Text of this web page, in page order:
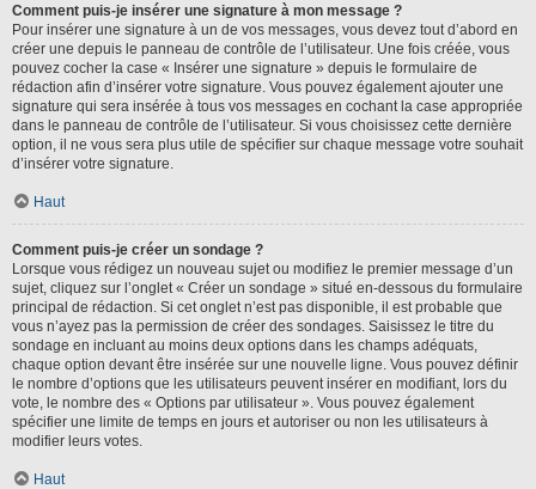
Comment puis-je insérer une signature à mon message ?
Pour insérer une signature à un de vos messages, vous devez tout d’abord en
créer une depuis le panneau de contrôle de l’utilisateur. Une fois créée, vous
pouvez cocher la case « Insérer une signature » depuis le formulaire de
rédaction afin d’insérer votre signature. Vous pouvez également ajouter une
signature qui sera insérée à tous vos messages en cochant la case appropriée
dans le panneau de contrôle de l’utilisateur. Si vous choisissez cette dernière
option, il ne vous sera plus utile de spécifier sur chaque message votre souhait
d’insérer votre signature.
Haut
Comment puis-je créer un sondage ?
Lorsque vous rédigez un nouveau sujet ou modifiez le premier message d’un
sujet, cliquez sur l’onglet « Créer un sondage » situé en-dessous du formulaire
principal de rédaction. Si cet onglet n’est pas disponible, il est probable que
vous n’ayez pas la permission de créer des sondages. Saisissez le titre du
sondage en incluant au moins deux options dans les champs adéquats,
chaque option devant être insérée sur une nouvelle ligne. Vous pouvez définir
le nombre d’options que les utilisateurs peuvent insérer en modifiant, lors du
vote, le nombre des « Options par utilisateur ». Vous pouvez également
spécifier une limite de temps en jours et autoriser ou non les utilisateurs à
modifier leurs votes.
Haut